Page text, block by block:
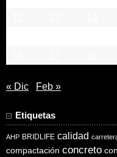
« Dic Feb »
Etiquetas
AHP BRIDLIFE calidad
compactación concreto